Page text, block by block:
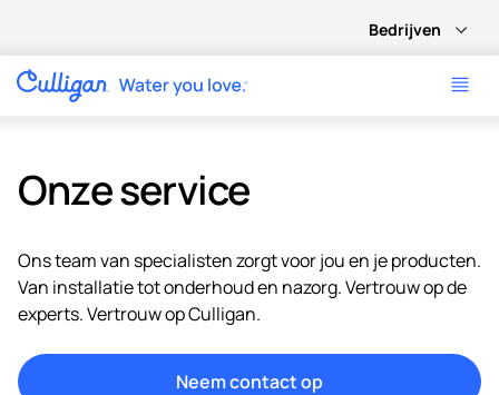
Bedrijven
Onze service
Ons team van specialisten zorgt voor jou en je producten.
Van installatie tot onderhoud en nazorg. Vertrouw op de
experts. Vertrouw op Culligan.
Neem contact op